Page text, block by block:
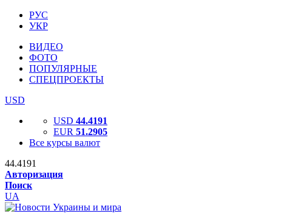
РУС
УКР
ВИДЕО
ФОТО
ПОПУЛЯРНЫЕ
СПЕЦПРОЕКТЫ
USD
USD 44.4191
EUR 51.2905
Все курсы валют
44.4191
Авторизация
Поиск
UA